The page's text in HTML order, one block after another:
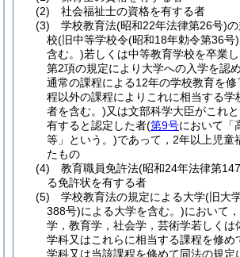
(2)
社会福祉士の資格を有する者
(3)
学校教育法(昭和22年法律第26号)
校(旧中等学校令(昭和18年勅令第36号)
含む。)若しくは中等教育学校を卒業
第2項の規定により大学への入学を認
通常の課程による12年の学校教育を修
程以外の課程によりこれに相当する学
者を含む。)又は文部科学大臣がこれ
有すると認定した者(第9号において「
等」という。)であって，2年以上児童
たもの
(4)
教育職員免許法(昭和24年法律第
る免許状を有する者
(5)
学校教育法の規定による大学(旧大
388号)による大学を含む。)において
学，教育学，社会学，芸術学若しくは
学科又はこれらに相当する課程を修め
学科又は当該課程を修めて同法の規定